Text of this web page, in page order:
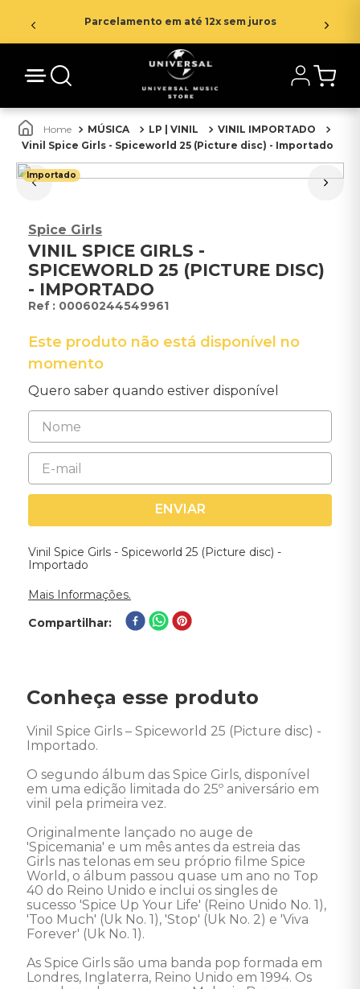
Parcelamento em até 12x sem juros
MÚSICA LP | VINIL
VINIL IMPORTADO
Vinil Spice Girls - Spiceworld 25 (Picture disc) - Importado
Importado
Spice Girls
VINIL SPICE GIRLS -
SPICEWORLD 25 (PICTURE DISC)
- IMPORTADO
: 00060244549961
Este produto não está disponível no
momento
Quero saber quando estiver disponível
ENVIAR
Vinil Spice Girls - Spiceworld 25 (Picture disc) -
Importado
Mais Informações.
Compartilhar
Conheça esse produto
Vinil Spice Girls – Spiceworld 25 (Picture disc) -
Importado.
O segundo álbum das Spice Girls, disponível
em uma edição limitada do 25º aniversário em
vinil pela primeira vez.
Originalmente lançado no auge de
'Spicemania' e um mês antes da estreia das
Girls nas telonas em seu próprio filme Spice
World, o álbum passou quase um ano no Top
40 do Reino Unido e inclui os singles de
sucesso 'Spice Up Your Life' (Reino Unido No. 1),
'Too Much' (Uk No. 1), 'Stop' (Uk No. 2) e 'Viva
Forever' (Uk No. 1).
As Spice Girls são uma banda pop formada em
Londres, Inglaterra, Reino Unido em 1994. Os